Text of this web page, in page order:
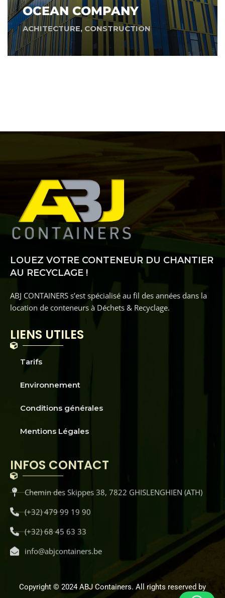
OCEAN COMPANY
ACHITECTURE, CONSTRUCTION
LOUEZ VOTRE CONTENEUR DU CHANTIER
AU RECYCLAGE !
ABJ CONTAINERS s’est spécialisé au fil des années dans la
location de conteneurs à Déchets & Recyclage.
LIENS UTILES
Tarifs
Environnement
Conditions générales
Mentions Légales
INFOS CONTACT
Copyright © 2024 ABJ Containers. All rights reserved by